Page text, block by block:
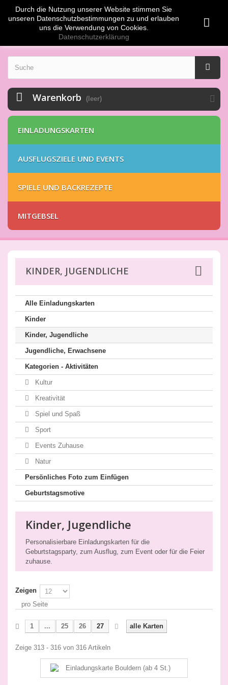
EUR
Warenkorb (leer)
EINLADUNGSKARTEN
AUSFLUGSZIELE UND EVENTS
SPIELE UND BACKREZEPTE
MITGEBSEL
KINDER, JUGENDLICHE
Alle Einladungskarten
Kinder
Kinder, Jugendliche
Jugendliche, Erwachsene
Kategorien - Aktivitäten
Kultur
Kreativität
Spiel und Spaß
Sport
Events Zuhause
Natur
Persönliches Foto zum Einfügen
Geburtstagsmotive
Kinder, Jugendliche
Personalisierbare Einladungskarten für die
Geburtstagsparty, zum Ausflug, zum Event oder für die Feier
zuhause.
Zeigen
pro Seite
alle Karten
1 ... 25 26 27
Zeige 313 - 316 von 316 Artikeln
Durch die Nutzung unserer Website stimmen Sie
unseren Datenschutzbestimmungen zu und erlauben
uns die Verwendung von Cookies.
Datenschutzerklärung